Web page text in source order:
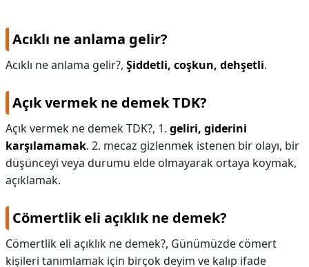
KAPLICALAR
İLETİŞİM
Acıklı ne anlama gelir?
Acıklı ne anlama gelir?, Şiddetli, coşkun, dehşetli.
Açık vermek ne demek TDK?
Açık vermek ne demek TDK?, 1. geliri, giderini
karşılamamak. 2. mecaz gizlenmek istenen bir olayı, bir
düşünceyi veya durumu elde olmayarak ortaya koymak,
açıklamak.
Cömertlik eli açıklık ne demek?
Cömertlik eli açıklık ne demek?, Günümüzde cömert
kişileri tanımlamak için birçok deyim ve kalıp ifade